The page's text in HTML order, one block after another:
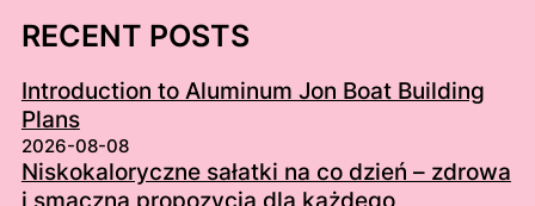
RECENT POSTS
Introduction to Aluminum Jon Boat Building
Plans
2026-08-08
Niskokaloryczne sałatki na co dzień – zdrowa